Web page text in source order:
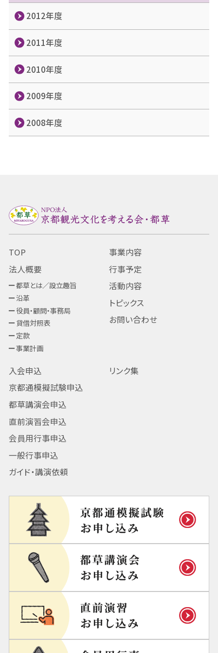
2012年度
2011年度
2010年度
2009年度
2008年度
TOP
法人概要
都草とは／設立趣旨
沿革
役員・顧問・事務局
貸借対照表
定款
事業計画
事業内容
行事予定
活動内容
トピックス
お問い合わせ
入会申込
京都通模擬試験申込
都草講演会申込
直前演習会申込
会員用行事申込
一般行事申込
ガイド・講演依頼
リンク集